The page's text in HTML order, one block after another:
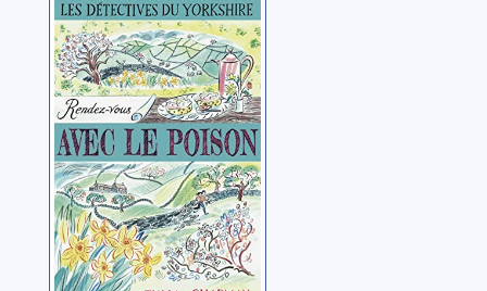
Les détectives
du Yorkshire: 05:
Rendez-vous
avec le danger
Chapman, Julia